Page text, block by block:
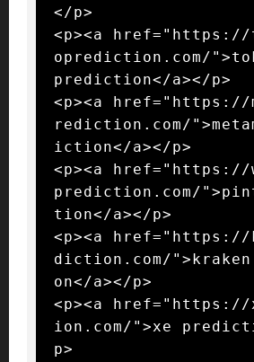
</p>
<p><a href="https://
oprediction.com/
prediction</a></p>
<p><a href="https://
rediction.com/
iction</a></p>
<p><a href="https://
prediction.com/
tion</a></p>
<p><a href="https://
diction.com/
on</a></p>
<p><a href="https://
ion.com/">xe
p>